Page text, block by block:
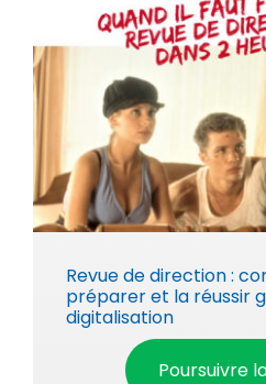
Revue de direction :
préparer et la réussir
digitalisation
Poursuivre